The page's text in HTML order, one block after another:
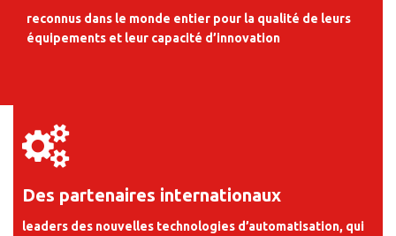
reconnus dans le monde entier pour la qualité de leurs
équipements et leur capacité d’innovation
Des partenaires internationaux
leaders des nouvelles technologies d’automatisation, qui